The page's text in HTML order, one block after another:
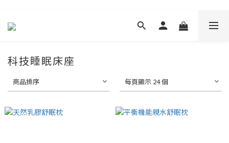
科技睡眠床座
商品排序 每頁顯示 24 個